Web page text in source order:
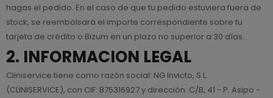
hagas el pedido. En el caso de que tu pedido estuviera fuera de
stock, se reembolsará el importe correspondiente sobre tu
tarjeta de crédito o Bizum en un plazo no superior a 30 días.
2. INFORMACION LEGAL
Cliniservice tiene como razón social: NG Invicto, S.L.
(CLINISERVICE), con CIF: B75316927 y dirección: C/B, 41 - P. Asipo -